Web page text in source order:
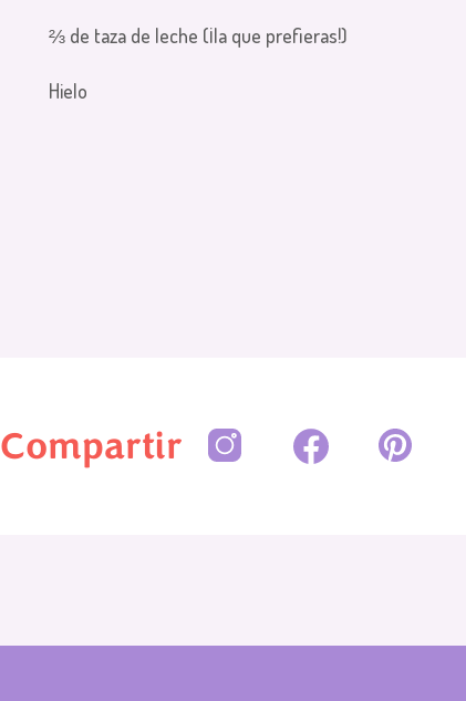
⅔ de taza de leche (¡la que prefieras!)
Hielo
Compartir